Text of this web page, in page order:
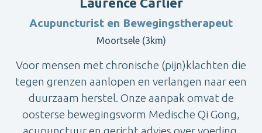
Acupuncturist en Bewegingstherapeut
Moortsele (3km)
Voor mensen met chronische (pijn)klachten die
tegen grenzen aanlopen en verlangen naar een
duurzaam herstel. Onze aanpak omvat de
oosterse bewegingsvorm Medische Qi Gong,
acupunctuur en gericht advies over voeding,